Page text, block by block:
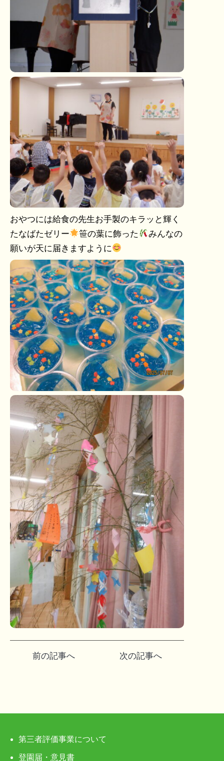
おやつには給食の先生お手製のキラッと輝く
たなばたゼリー
笹の葉に飾った
みんなの
願いが天に届きますように
ビ
ゲ
ー
前の記事へ 次の記事へ
第三者評価事業について
登園届・意見書